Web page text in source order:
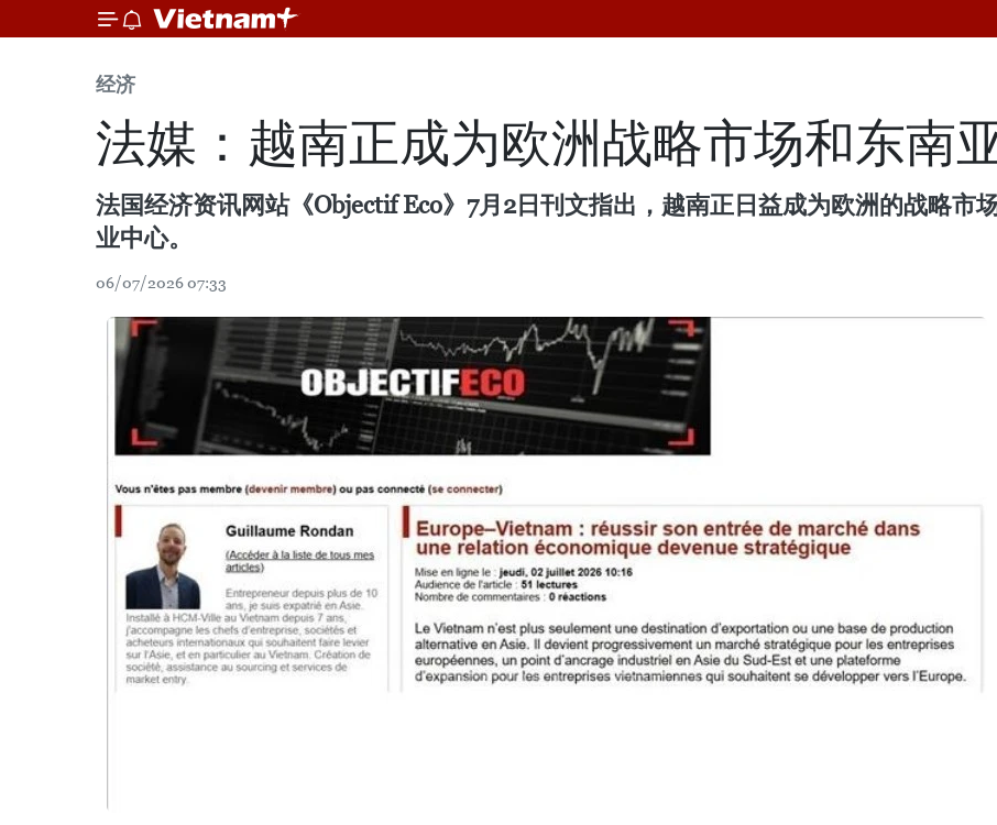
经济
法媒：越南正成为欧洲战略市场和东南
法国经济资讯网站《Objectif Eco》7月2日刊文指出，越南正日益成为欧洲的战略市
业中心。
06/07/2026 07:33